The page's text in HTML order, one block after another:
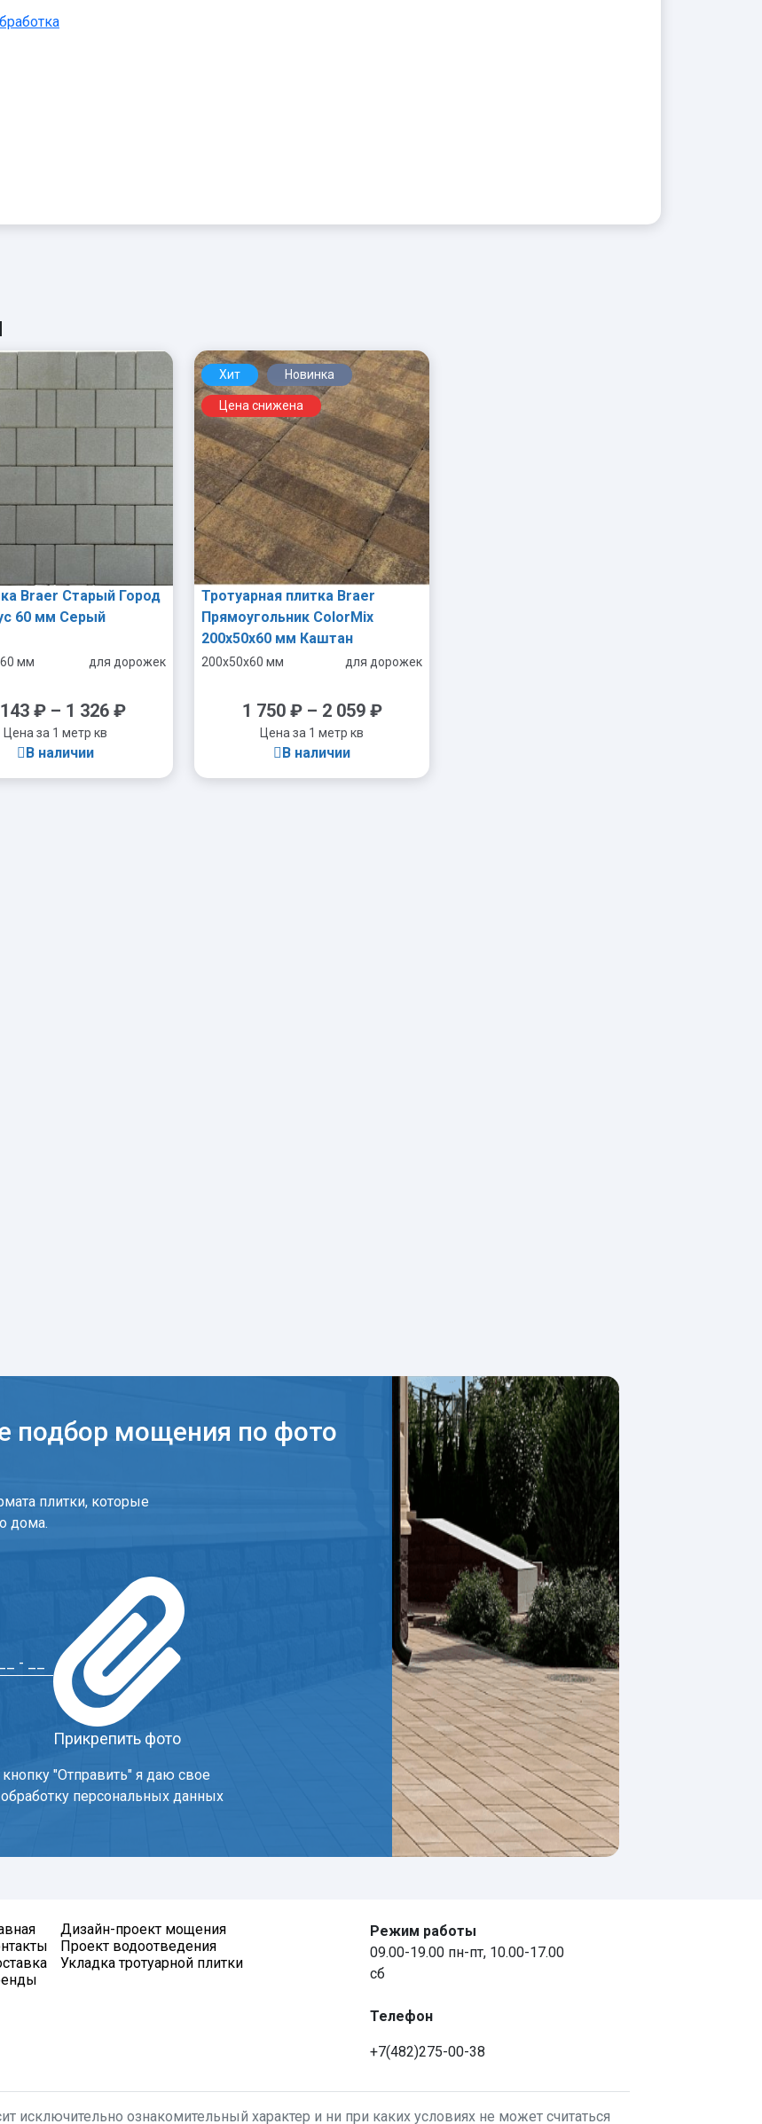
Braer Старый Город
60 мм Серый
мм для дорожек
₽– 1 326 ₽
Цена за 1 метр кв
В наличии
Хит Новинка
Цена снижена
Тротуарная плитка Braer
Прямоугольник ColorMix
200х50х60 мм Каштан
200x50x60 мм для дорожек
1 750 ₽– 2 059 ₽
Цена за 1 метр кв
В наличии
подбор мощения по фото
плитки, которые
дома.
Прикрепить фото
"Отправить" я даю свое
обработку персональных данных
Дизайн-проект мощения
Проект водоотведения
Укладка тротуарной плитки
Режим работы
09.00-19.00 пн-пт, 10.00-17.00
сб
Телефон
+7(482)275-00-38
исключительно ознакомительный характер и ни при каких условиях не может считаться